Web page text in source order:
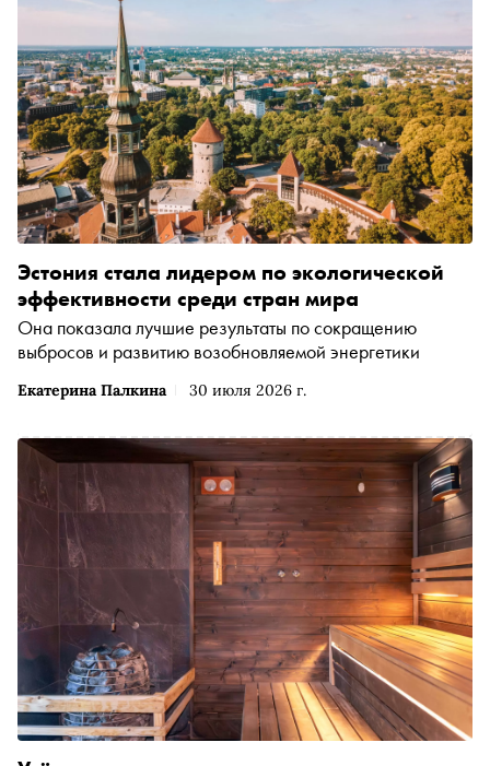
Екатерина Палкина 30 июля 2026 г.
Эстония стала лидером по экологической
эффективности среди стран мира
Она показала лучшие результаты по сокращению
выбросов и развитию возобновляемой энергетики